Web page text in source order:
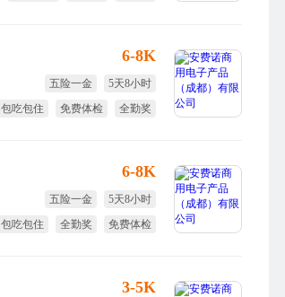
6-8K
五险一金
5天8小时
包吃包住
免费体检
全勤奖
6-8K
五险一金
5天8小时
包吃包住
全勤奖
免费体检
3-5K